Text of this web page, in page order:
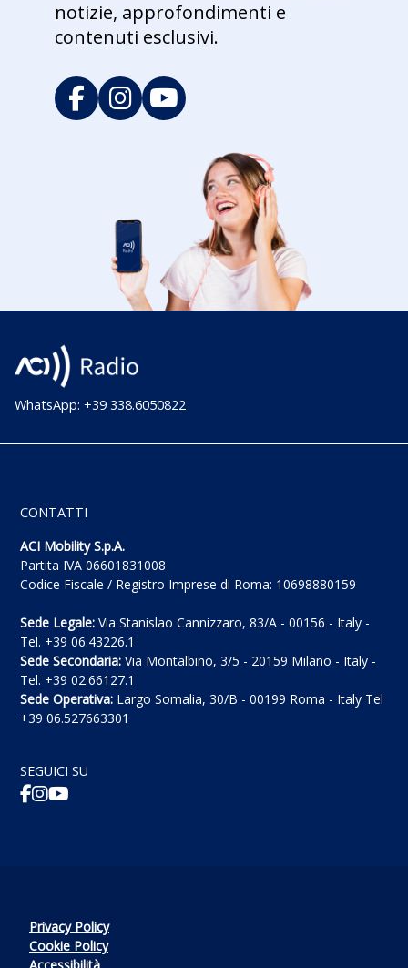
notizie, approfondimenti e
contenuti esclusivi.
WhatsApp: +39 338.6050822
CONTATTI
ACI Mobility S.p.A.
Partita IVA 06601831008
Codice Fiscale / Registro Imprese di Roma: 10698880159
Sede Legale: Via Stanislao Cannizzaro, 83/A - 00156 - Italy -
Tel. +39 06.43226.1
Sede Secondaria: Via Montalbino, 3/5 - 20159 Milano - Italy -
Tel. +39 02.66127.1
Sede Operativa: Largo Somalia, 30/B - 00199 Roma - Italy Tel
+39 06.527663301
SEGUICI SU
Privacy Policy
Cookie Policy